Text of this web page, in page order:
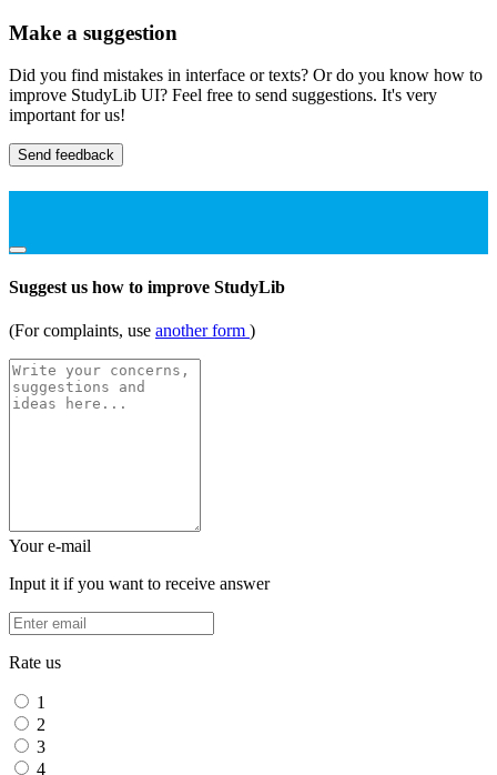
Make a suggestion
Did you find mistakes in interface or texts? Or do you know how to
improve StudyLib UI? Feel free to send suggestions. It's very
important for us!
Send feedback
Suggest us how to improve StudyLib
(For complaints, use another form )
Your e-mail
Input it if you want to receive answer
Rate us
1
2
3
4